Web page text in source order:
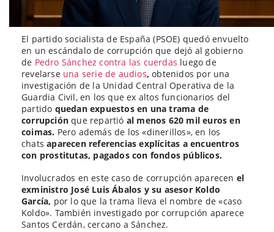
El partido socialista de España (PSOE) quedó envuelto
en un escándalo de corrupción que dejó al gobierno
de Pedro Sánchez contra las cuerdas luego de
revelarse una serie de audios, obtenidos por una
investigación de la Unidad Central Operativa de la
Guardia Civil, en los que ex altos funcionarios del
partido quedan expuestos en una trama de
corrupción que repartió al menos 620 mil euros en
coimas. Pero además de los «dinerillos», en los
chatsaparecen referencias explícitas a encuentros
con prostitutas, pagados con fondos públicos.
Involucrados en este caso de corrupción aparecen el
exministro José Luis Ábalos y su asesor Koldo
García, por lo que la trama lleva el nombre de «caso
Koldo». También investigado por corrupción aparece
Santos Cerdán, cercano a Sánchez.